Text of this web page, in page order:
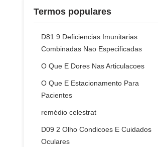
Termos populares
D81 9 Deficiencias Imunitarias
Combinadas Nao Especificadas
O Que E Dores Nas Articulacoes
O Que E Estacionamento Para
Pacientes
remédio celestrat
D09 2 Olho Condicoes E Cuidados
Oculares